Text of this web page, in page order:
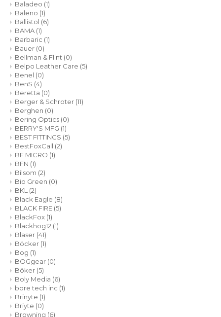
Baladeo (1)
Baleno (1)
Ballistol (6)
BAMA (1)
Barbaric (1)
Bauer (0)
Bellman & Flint (0)
Belpo Leather Care (5)
Benel (0)
BenS (4)
Beretta (0)
Berger & Schroter (11)
Berghen (0)
Bering Optics (0)
BERRY'S MFG (1)
BEST FITTINGS (5)
BestFoxCall (2)
BF MICRO (1)
BFN (1)
Bilsom (2)
Bio Green (0)
BKL (2)
Black Eagle (8)
BLACK FIRE (5)
BlackFox (1)
Blackhog12 (1)
Blaser (41)
Böcker (1)
Bog (1)
BOGgear (0)
Böker (5)
Boly Media (6)
bore tech inc (1)
Brinyte (1)
Briyte (0)
Browning (6)